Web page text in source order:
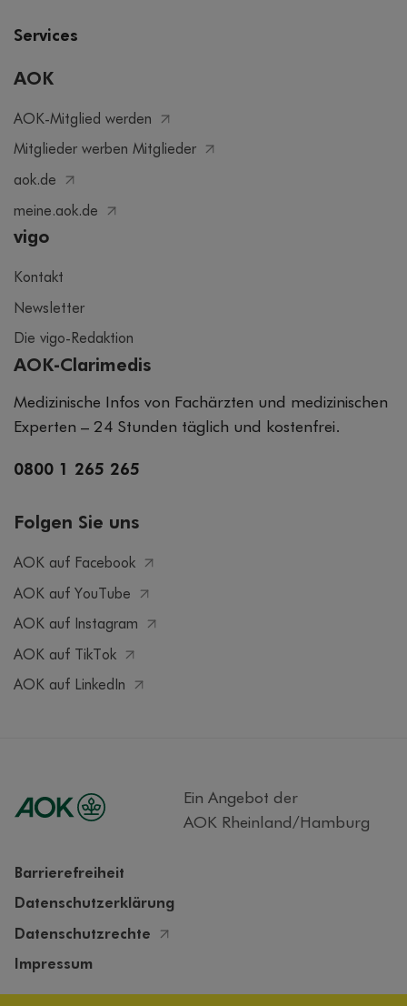
Services
AOK
AOK-Mitglied werden
Mitglieder werben Mitglieder
aok.de
meine.aok.de
vigo
Kontakt
Newsletter
Die vigo-Redaktion
AOK-Clarimedis
Medizinische Infos von Fachärzten und medizinischen
Experten – 24 Stunden täglich und kostenfrei.
0800 1 265 265
Folgen Sie uns
AOK auf Facebook
AOK auf YouTube
AOK auf Instagram
AOK auf TikTok
AOK auf LinkedIn
Ein Angebot der
AOK Rheinland/Hamburg
Barrierefreiheit
Datenschutzerklärung
Datenschutzrechte
Impressum